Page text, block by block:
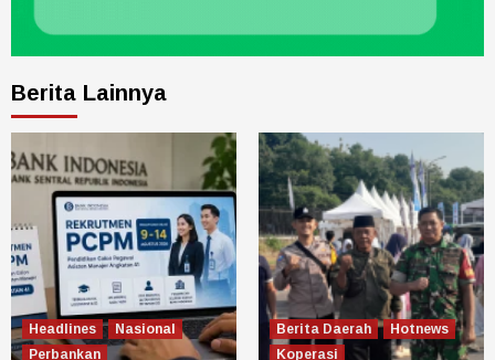
Berita Lainnya
Headlines
Nasional
Perbankan
Berita Daerah
Hotnews
Koperasi